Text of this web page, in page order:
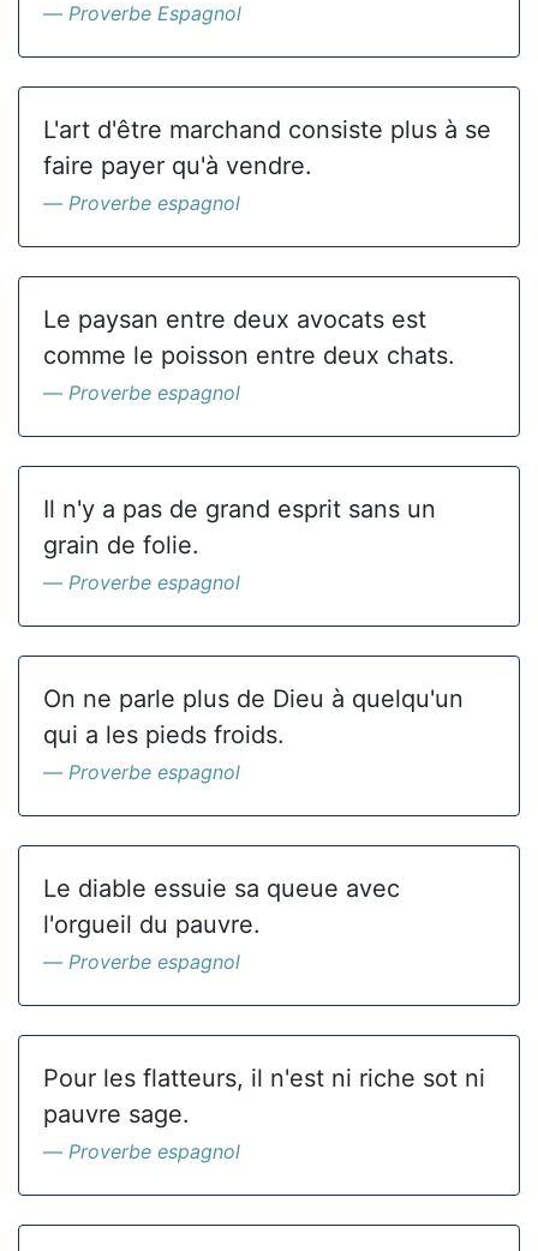
Proverbe Espagnol
L'art d'être marchand consiste plus à se
faire payer qu'à vendre.
Proverbe espagnol
Le paysan entre deux avocats est
comme le poisson entre deux chats.
Proverbe espagnol
Il n'y a pas de grand esprit sans un
grain de folie.
Proverbe espagnol
On ne parle plus de Dieu à quelqu'un
qui a les pieds froids.
Proverbe espagnol
Le diable essuie sa queue avec
l'orgueil du pauvre.
Proverbe espagnol
Pour les flatteurs, il n'est ni riche sot ni
pauvre sage.
Proverbe espagnol